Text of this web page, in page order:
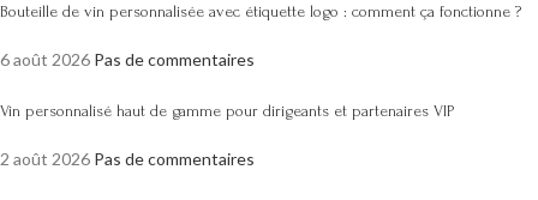
Bouteille de vin personnalisée avec étiquette logo : comment ça fonctionne ?
6 août 2026 Pas de commentaires
Vin personnalisé haut de gamme pour dirigeants et partenaires VIP
2 août 2026 Pas de commentaires